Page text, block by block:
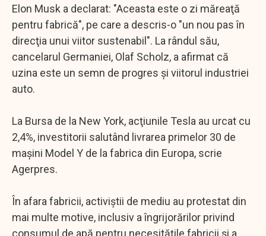
Elon Musk a declarat: "Aceasta este o zi măreaţă
pentru fabrică", pe care a descris-o "un nou pas în
direcţia unui viitor sustenabil". La rândul său,
cancelarul Germaniei, Olaf Scholz, a afirmat că
uzina este un semn de progres şi viitorul industriei
auto.
La Bursa de la New York, acţiunile Tesla au urcat cu
2,4%, investitorii salutând livrarea primelor 30 de
maşini Model Y de la fabrica din Europa, scrie
Agerpres.
În afara fabricii, activiştii de mediu au protestat din
mai multe motive, inclusiv a îngrijorărilor privind
consumul de apă pentru necesităţile fabricii şi a